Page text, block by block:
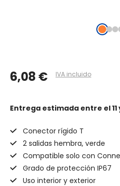
6,08 € IVA incluido
Entrega estimada entre el 11
Conector rígido T
2 salidas hembra, verde
Compatible solo con
Grado de protección IP67
Uso interior y exterior